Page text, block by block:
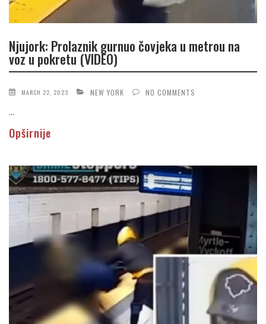
Njujork: Prolaznik gurnuo čovjeka u metrou na
voz u pokretu (VIDEO)
MARCH 22, 2023 NEW YORK NO COMMENTS
...
Opširnije